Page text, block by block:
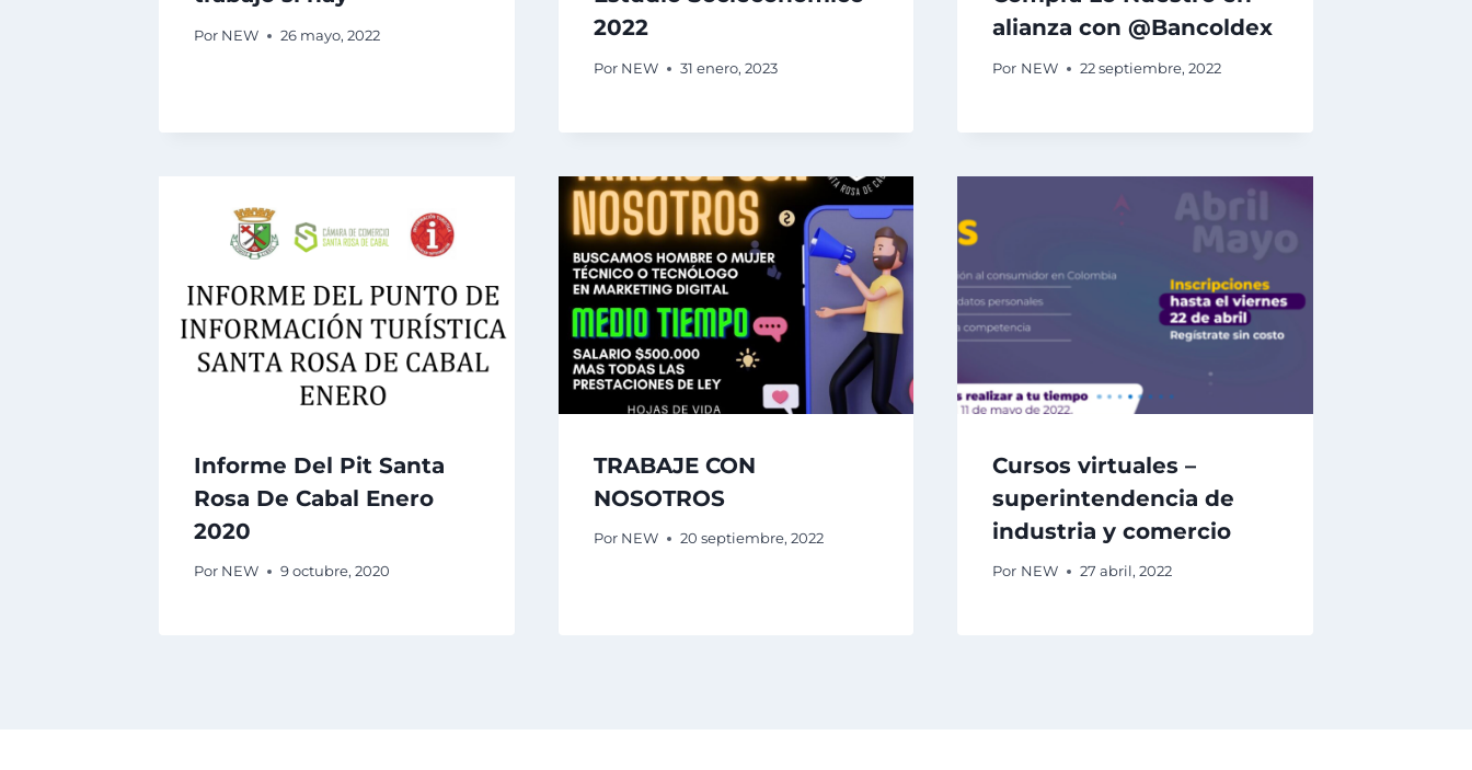
Por NEW 26 mayo, 2022
2022
Por NEW 31 enero, 2023
alianza con @Bancoldex
Por NEW 22 septiembre, 2022
Informe Del Pit Santa
Rosa De Cabal Enero
2020
Por NEW 9 octubre, 2020
TRABAJE CON
NOSOTROS
Por NEW 20 septiembre, 2022
Cursos virtuales –
superintendencia de
industria y comercio
Por NEW 27 abril, 2022